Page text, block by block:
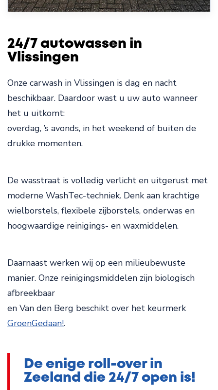
24/7 autowassen in
Vlissingen
Onze carwash in Vlissingen is dag en nacht
beschikbaar. Daardoor wast u uw auto wanneer
het u uitkomt:
overdag, ’s avonds, in het weekend of buiten de
drukke momenten.
De wasstraat is volledig verlicht en uitgerust met
moderne WashTec-techniek. Denk aan krachtige
wielborstels, flexibele zijborstels, onderwas en
hoogwaardige reinigings- en waxmiddelen.
Daarnaast werken wij op een milieubewuste
manier. Onze reinigingsmiddelen zijn biologisch
afbreekbaar
en Van den Berg beschikt over het keurmerk
GroenGedaan!.
De enige roll-over in
Zeeland die 24/7 open is!